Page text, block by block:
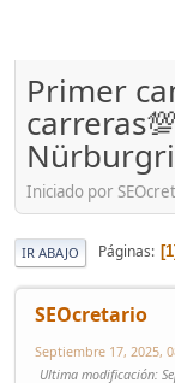
Primer
Iniciado por
IR ABAJO Páginas 1
SEOcretario
Septiembre 17, 2025,
Ultima modificación: